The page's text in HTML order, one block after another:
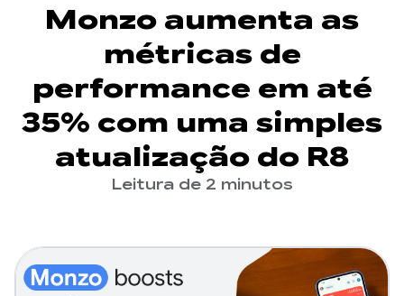
Monzo aumenta as
métricas de
performance em até
35% com uma simples
atualização do R8
Leitura de 2 minutos